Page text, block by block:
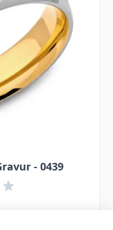
- 0439